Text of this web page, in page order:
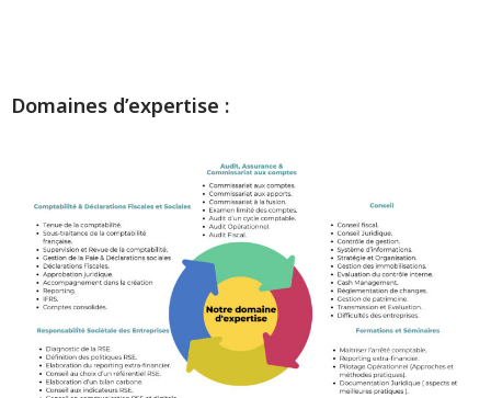
Domaines d’expertise :